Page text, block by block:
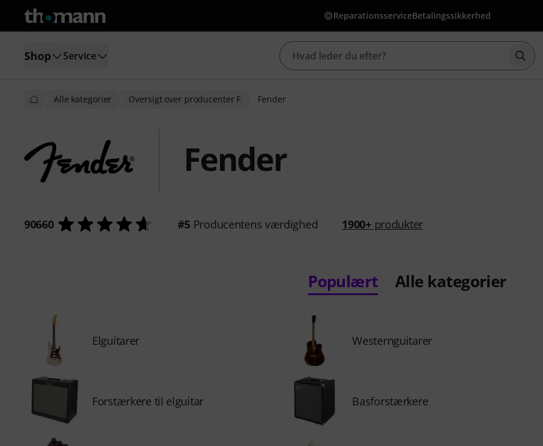
ReparationsserviceBetalingssikkerhed
Shop Service
Alle kategorier Oversigt over producenter F Fender
Fender
90660 #5Producentens værdighed 1900+produkter
Populært Alle kategorier
Elguitarer Westernguitarer
Forstærkere til elguitar Basforstærkere